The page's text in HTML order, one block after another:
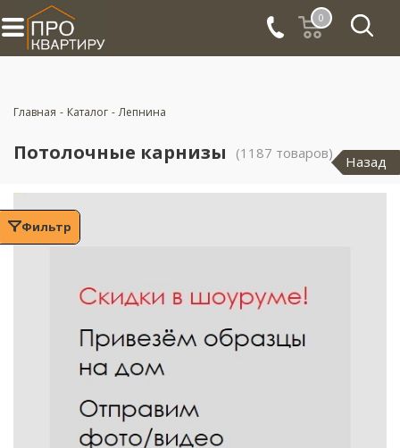
0
Главная - Каталог - Лепнина
Потолочные карнизы (1187 товаров) Назад
Фильтр